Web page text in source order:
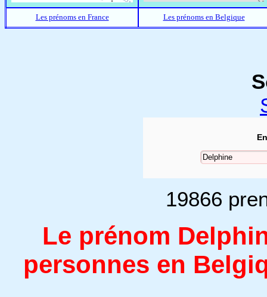
Les prénoms en France Les prénoms en Belgique
19866
Le prénom
personnes en